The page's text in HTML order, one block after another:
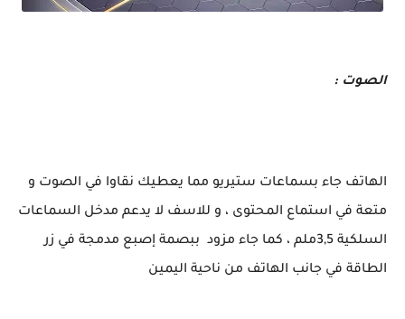
الصوت :
الهاتف جاء بسماعات ستيريو مما يعطيك نقاوا في الصوت و
متعة في استماع المحتوى ، و للاسف لا يدعم مدخل السماعات
السلكية 3,5ملم ، كما جاء مزود ببصمة إصبع مدمجة في زر
الطاقة في جانب الهاتف من ناحية اليمين